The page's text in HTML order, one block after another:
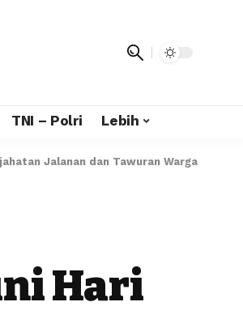
TNI – Polri Lebih
Jalanan dan Tawuran Warga
Hari